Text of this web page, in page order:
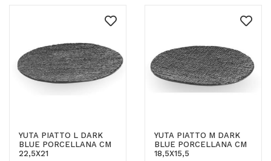
YUTA PIATTO L DARK
BLUE PORCELLANA CM
22,5X21
YUTA PIATTO M DARK
BLUE PORCELLANA CM
18,5X15,5